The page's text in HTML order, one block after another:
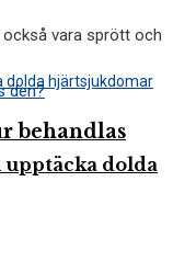
dolda
vara sprött och
behandlas